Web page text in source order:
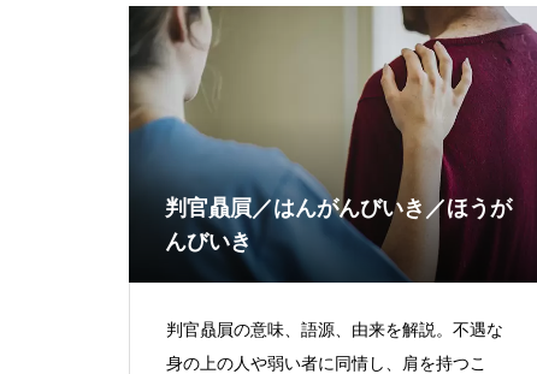
判官贔屓／はんがんびいき／ほうが
んびいき
判官贔屓の意味、語源、由来を解説。不遇な
身の上の人や弱い者に同情し、肩を持つこ